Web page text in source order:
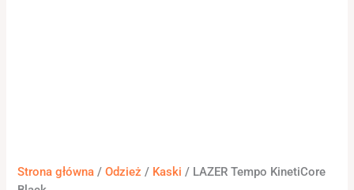
Strona główna /Odzież / Kaski / LAZER Tempo KinetiCore